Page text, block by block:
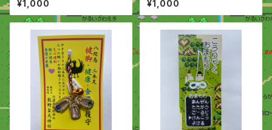
¥1,000 ¥1,000